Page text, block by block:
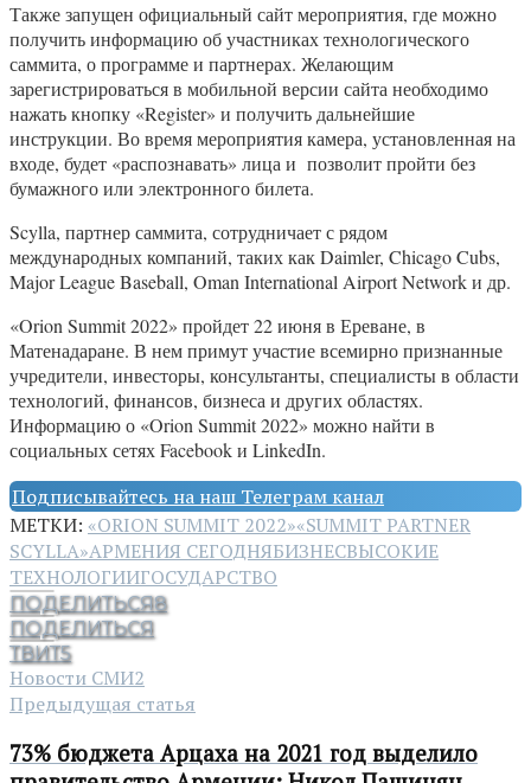
Также запущен официальный сайт мероприятия, где можно
получить информацию об участниках технологического
саммита, о программе и партнерах. Желающим
зарегистрироваться в мобильной версии сайта необходимо
нажать кнопку «Register» и получить дальнейшие
инструкции. Во время мероприятия камера, установленная на
входе, будет «распознавать» лица и позволит пройти без
бумажного или электронного билета.
Scylla, партнер саммита, сотрудничает с рядом
международных компаний, таких как Daimler, Chicago Cubs,
Major League Baseball, Oman International Airport Network и др.
«Orion Summit 2022» пройдет 22 июня в Ереване, в
Матенадаране. В нем примут участие всемирно признанные
учредители, инвесторы, консультанты, специалисты в области
технологий, финансов, бизнеса и других областях.
Информацию о «Orion Summit 2022» можно найти в
социальных сетях Facebook и LinkedIn.
Подписывайтесь на наш Телеграм канал
МЕТКИ: «ORION SUMMIT 2022»«SUMMIT PARTNER
SCYLLA»АРМЕНИЯ СЕГОДНЯБИЗНЕСВЫСОКИЕ
ТЕХНОЛОГИИГОСУДАРСТВО
ПОДЕЛИТЬСЯ8
ПОДЕЛИТЬСЯ
ТВИТ5
Новости СМИ2
Предыдущая статья
73% бюджета Арцаха на 2021 год выделило